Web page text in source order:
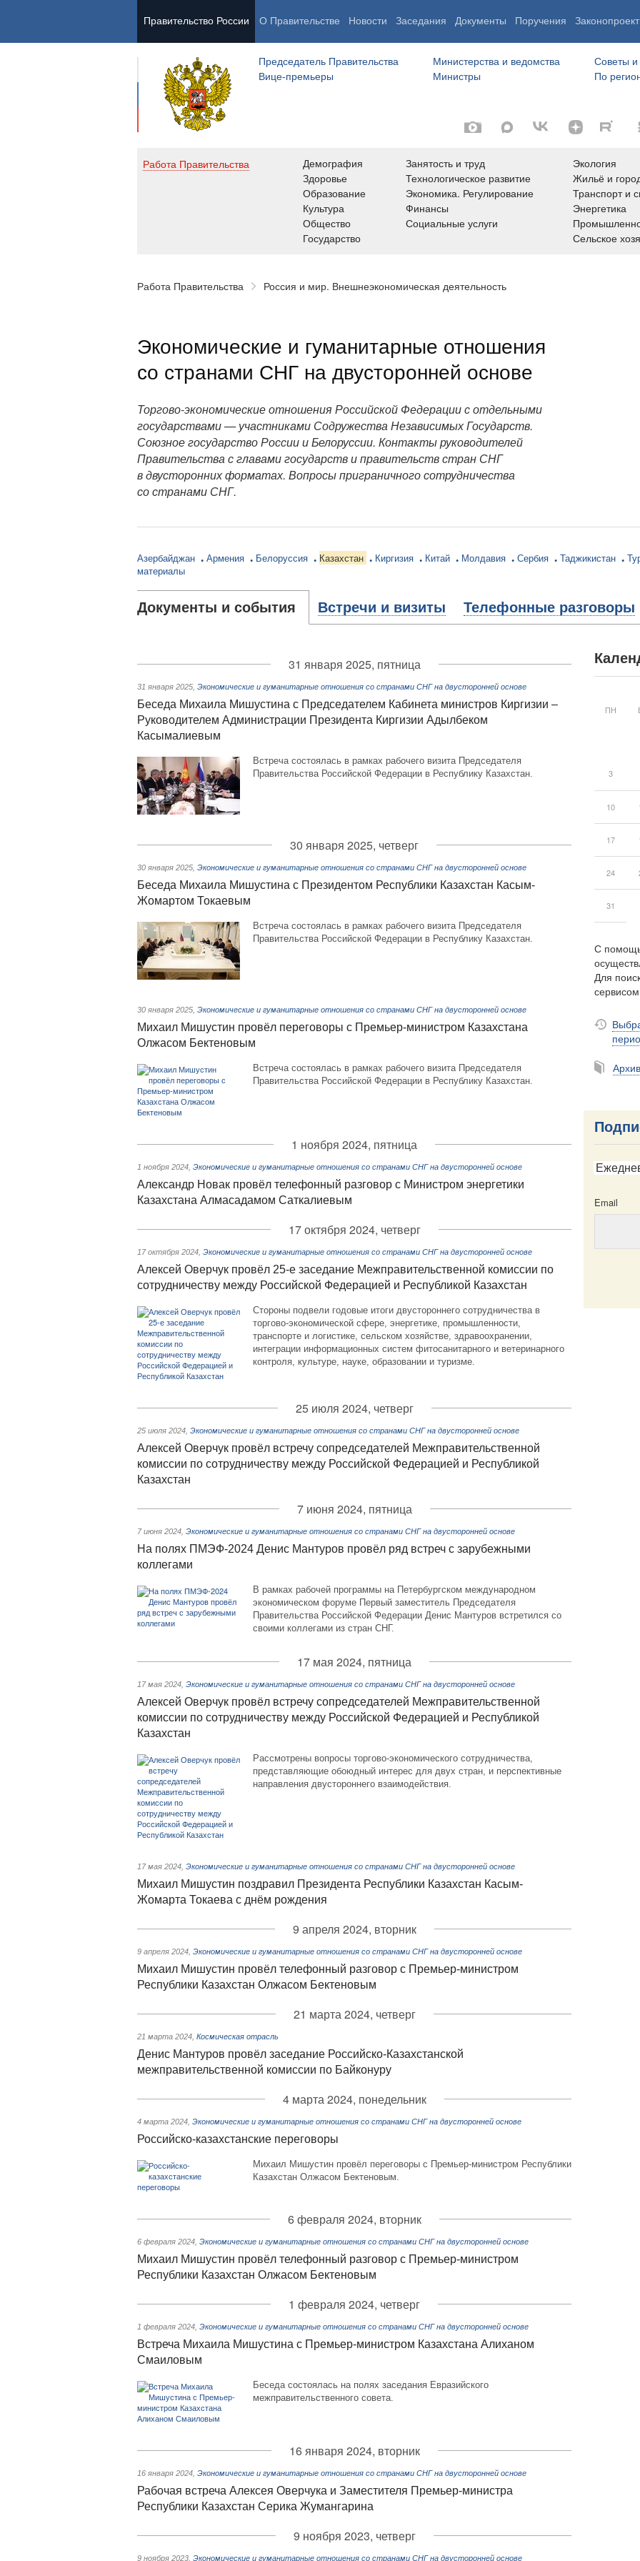
Правительство России О Правительстве Новости Заседания Документы Поручения
Председатель Правительства
Вице-премьеры
Министерства и ведомства
Министры
Советы и
По
Работа Правительства
Демография
Здоровье
Образование
Культура
Общество
Государство
Занятость и труд
Технологическое развитие
Экономика. Регулирование
Финансы
Социальные услуги
Экология
Жильё и
Транспорт и
Энергетика
Сельское
Работа Правительства Россия и мир. Внешнеэкономическая деятельность
Экономические и гуманитарные отношения
со странами СНГ на двусторонней основе
Торгово-экономические отношения Российской Федерации с отдельными
государствами — участниками Содружества Независимых Государств.
Союзное государство России и Белоруссии. Контакты руководителей
Правительства с главами государств и правительств стран СНГ
в двусторонних форматах. Вопросы приграничного сотрудничества
со странами СНГ.
Азербайджан Армения Белоруссия Казахстан Киргизия Китай Молдавия Сербия Таджикистан
материалы
Документы и события Встречи и визиты Телефонные разговоры
31 января 2025, пятница
31 января 2025 Экономические и гуманитарные отношения со странами СНГ на двусторонней основе
Беседа Михаила Мишустина с Председателем Кабинета министров Киргизии –
Руководителем Администрации Президента Киргизии Адылбеком
Касымалиевым
Встреча состоялась в рамках рабочего визита Председателя
Правительства Российской Федерации в Республику Казахстан.
30 января 2025, четверг
30 января 2025 Экономические и гуманитарные отношения со странами СНГ на двусторонней основе
Беседа Михаила Мишустина с Президентом Республики Казахстан Касым-
Жомартом Токаевым
Встреча состоялась в рамках рабочего визита Председателя
Правительства Российской Федерации в Республику Казахстан.
30 января 2025 Экономические и гуманитарные отношения со странами СНГ на двусторонней основе
Михаил Мишустин провёл переговоры с Премьер-министром Казахстана
Олжасом Бектеновым
Встреча состоялась в рамках рабочего визита Председателя
Правительства Российской Федерации в Республику Казахстан.
1 ноября 2024, пятница
1 ноября 2024 Экономические и гуманитарные отношения со странами СНГ на двусторонней основе
Александр Новак провёл телефонный разговор с Министром энергетики
Казахстана Алмасадамом Саткалиевым
17 октября 2024, четверг
17 октября 2024 Экономические и гуманитарные отношения со странами СНГ на двусторонней основе
Алексей Оверчук провёл 25-е заседание Межправительственной комиссии по
сотрудничеству между Российской Федерацией и Республикой Казахстан
Стороны подвели годовые итоги двустороннего сотрудничества в
торгово-экономической сфере, энергетике, промышленности,
транспорте и логистике, сельском хозяйстве, здравоохранении,
интеграции информационных систем фитосанитарного и ветеринарного
контроля, культуре, науке, образовании и туризме.
25 июля 2024, четверг
25 июля 2024 Экономические и гуманитарные отношения со странами СНГ на двусторонней основе
Алексей Оверчук провёл встречу сопредседателей Межправительственной
комиссии по сотрудничеству между Российской Федерацией и Республикой
Казахстан
7 июня 2024, пятница
7 июня 2024 Экономические и гуманитарные отношения со странами СНГ на двусторонней основе
На полях ПМЭФ-2024 Денис Мантуров провёл ряд встреч с зарубежными
коллегами
В рамках рабочей программы на Петербургском международном
экономическом форуме Первый заместитель Председателя
Правительства Российской Федерации Денис Мантуров встретился со
своими коллегами из стран СНГ.
17 мая 2024, пятница
17 мая 2024 Экономические и гуманитарные отношения со странами СНГ на двусторонней основе
Алексей Оверчук провёл встречу сопредседателей Межправительственной
комиссии по сотрудничеству между Российской Федерацией и Республикой
Казахстан
Рассмотрены вопросы торгово-экономического сотрудничества,
представляющие обоюдный интерес для двух стран, и перспективные
направления двустороннего взаимодействия.
17 мая 2024 Экономические и гуманитарные отношения со странами СНГ на двусторонней основе
Михаил Мишустин поздравил Президента Республики Казахстан Касым-
Жомарта Токаева с днём рождения
9 апреля 2024, вторник
9 апреля 2024 Экономические и гуманитарные отношения со странами СНГ на двусторонней основе
Михаил Мишустин провёл телефонный разговор с Премьер-министром
Республики Казахстан Олжасом Бектеновым
21 марта 2024, четверг
21 марта 2024 Космическая отрасль
Денис Мантуров провёл заседание Российско-Казахстанской
межправительственной комиссии по Байконуру
4 марта 2024, понедельник
4 марта 2024 Экономические и гуманитарные отношения со странами СНГ на двусторонней основе
Российско-казахстанские переговоры
Михаил Мишустин провёл переговоры с Премьер-министром Республики
Казахстан Олжасом Бектеновым.
6 февраля 2024, вторник
6 февраля 2024 Экономические и гуманитарные отношения со странами СНГ на двусторонней основе
Михаил Мишустин провёл телефонный разговор с Премьер-министром
Республики Казахстан Олжасом Бектеновым
1 февраля 2024, четверг
1 февраля 2024 Экономические и гуманитарные отношения со странами СНГ на двусторонней основе
Встреча Михаила Мишустина с Премьер-министром Казахстана Алиханом
Смаиловым
Беседа состоялась на полях заседания Евразийского
межправительственного совета.
16 января 2024, вторник
16 января 2024 Экономические и гуманитарные отношения со странами СНГ на двусторонней основе
Рабочая встреча Алексея Оверчука и Заместителя Премьер-министра
Республики Казахстан Серика Жумангарина
9 ноября 2023, четверг
9 ноября 2023 Экономические и гуманитарные отношения со странами СНГ на двусторонней основе
ПН
3
10
17
24
31
С
Для
сервисом
Архив
Email